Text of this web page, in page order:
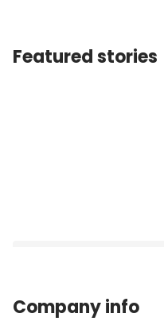
Featured stories
Company info